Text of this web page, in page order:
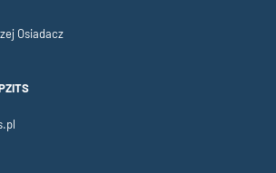
Osiadacz